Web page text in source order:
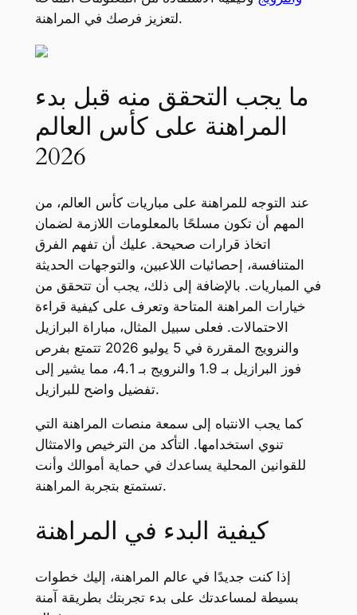
لتعزيز فرصك في المراهنة.
ما يجب التحقق منه قبل بدء
المراهنة على كأس العالم
2026
عند التوجه للمراهنة على مباريات كأس العالم، من
المهم أن تكون مسلحًا بالمعلومات اللازمة لضمان
اتخاذ قرارات صحيحة. عليك أن تفهم الفرق
المتنافسة، إحصائيات اللاعبين، والتوجهات الحديثة
في المباريات. بالإضافة إلى ذلك، يجب أن تتحقق من
خيارات المراهنة المتاحة وتعرف على كيفية قراءة
الاحتمالات. فعلى سبيل المثال، مباراة البرازيل
والنرويج المقررة في 5 يوليو 2026 تتمتع بفرص
فوز البرازيل بـ 1.9 والنرويج بـ 4.1، مما يشير إلى
تفضيل واضح للبرازيل.
كما يجب الانتباه إلى سمعة منصات المراهنة التي
تنوي استخدامها. التأكد من الترخيص والامتثال
للقوانين المحلية يساعدك في حماية أموالك وأنت
تستمتع بتجربة المراهنة.
كيفية البدء في المراهنة
إذا كنت جديدًا في عالم المراهنة، إليك خطوات
بسيطة لمساعدتك على بدء تجربتك بطريقة آمنة